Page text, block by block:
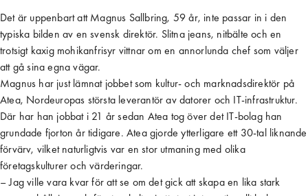
Det är uppenbart att Magnus Sallbring, 59 år, inte passar in i den
typiska bilden av en svensk direktör. Slitna jeans, nitbälte och en
trotsigt kaxig mohikanfrisyr vittnar om en annorlunda chef som väljer
att gå sina egna vägar.
Magnus har just lämnat jobbet som kultur- och marknadsdirektör på
Atea, Nordeuropas största leverantör av datorer och IT-infrastruktur.
Där har han jobbat i 21 år sedan Atea tog över det IT-bolag han
grundade fjorton år tidigare. Atea gjorde ytterligare ett 30-tal liknande
förvärv, vilket naturligtvis var en stor utmaning med olika
företagskulturer och värderingar.
– Jag ville vara kvar för att se om det gick att skapa en lika stark